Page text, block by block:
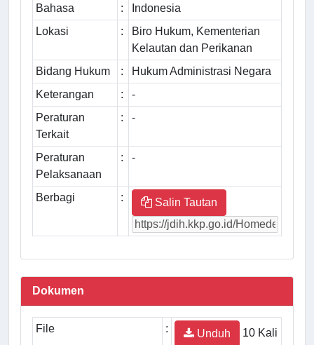
Bahasa :
Indonesia
Lokasi
:
Biro Hukum, Kementerian
Kelautan dan Perikanan
Bidang Hukum
:
Hukum Administrasi Negara
Keterangan
:
-
Peraturan
Terkait
: -
Peraturan
Pelaksanaan
: -
Berbagi : Salin Tautan
Dokumen
File : Unduh
10 Kali